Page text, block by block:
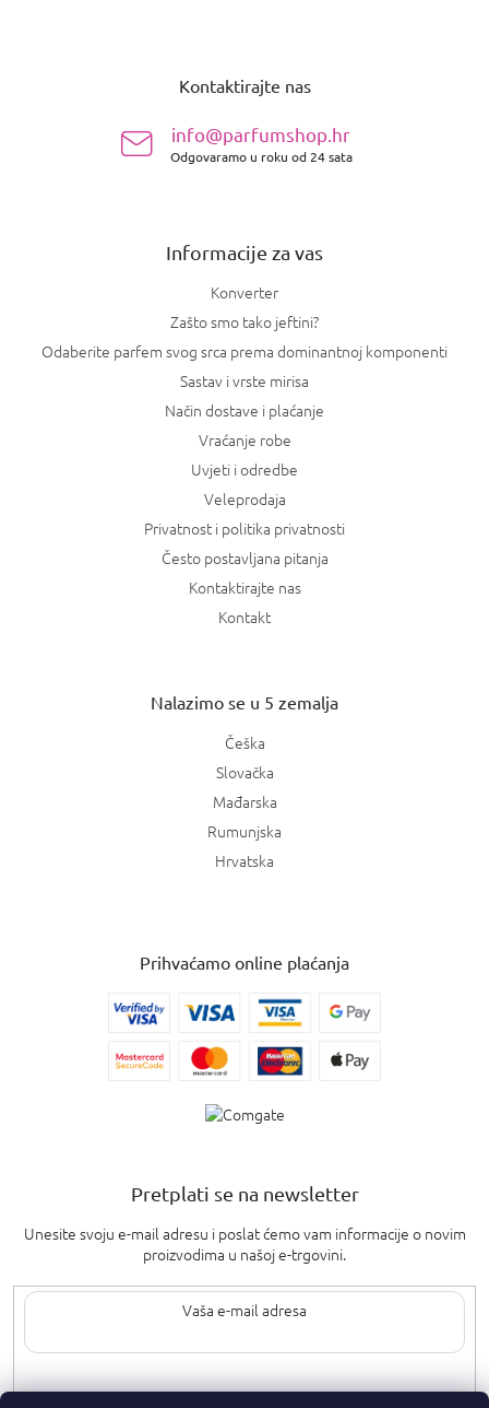
Kontaktirajte nas
info@parfumshop.hr
Odgovaramo u roku od 24 sata
Informacije za vas
Konverter
Zašto smo tako jeftini?
Odaberite parfem svog srca prema dominantnoj komponenti
Sastav i vrste mirisa
Način dostave i plaćanje
Vraćanje robe
Uvjeti i odredbe
Veleprodaja
Privatnost i politika privatnosti
Često postavljana pitanja
Kontaktirajte nas
Kontakt
Nalazimo se u 5 zemalja
Češka
Slovačka
Mađarska
Rumunjska
Hrvatska
Prihvaćamo online plaćanja
Pretplati se na newsletter
Unesite svoju e-mail adresu i poslat ćemo vam informacije o novim
proizvodima u našoj e-trgovini.
Upisom svoje e-pošte pristajete nauvjete privatnosti.